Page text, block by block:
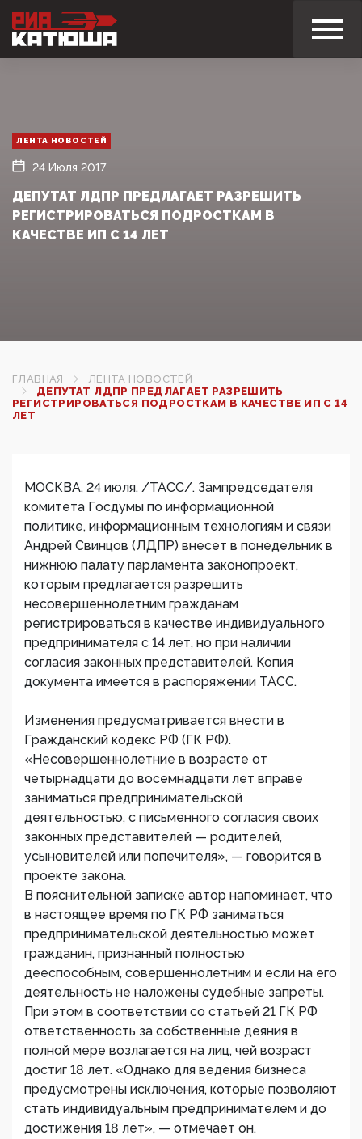
ЛЕНТА НОВОСТЕЙ
24 Июля 2017
ДЕПУТАТ ЛДПР ПРЕДЛАГАЕТ РАЗРЕШИТЬ
РЕГИСТРИРОВАТЬСЯ ПОДРОСТКАМ В
КАЧЕСТВЕ ИП С 14 ЛЕТ
ГЛАВНАЯ
ЛЕНТА НОВОСТЕЙ
ДЕПУТАТ ЛДПР ПРЕДЛАГАЕТ РАЗРЕШИТЬ
РЕГИСТРИРОВАТЬСЯ ПОДРОСТКАМ В КАЧЕСТВЕ ИП С 14
ЛЕТ
МОСКВА, 24 июля. /ТАСС/. Зампредседателя
комитета Госдумы по информационной
политике, информационным технологиям и связи
Андрей Свинцов (ЛДПР) внесет в понедельник в
нижнюю палату парламента законопроект,
которым предлагается разрешить
несовершеннолетним гражданам
регистрироваться в качестве индивидуального
предпринимателя с 14 лет, но при наличии
согласия законных представителей. Копия
документа имеется в распоряжении ТАСС.
Изменения предусматривается внести в
Гражданский кодекс РФ (ГК РФ).
«Несовершеннолетние в возрасте от
четырнадцати до восемнадцати лет вправе
заниматься предпринимательской
деятельностью, с письменного согласия своих
законных представителей — родителей,
усыновителей или попечителя», — говорится в
проекте закона.
В пояснительной записке автор напоминает, что
в настоящее время по ГК РФ заниматься
предпринимательской деятельностью может
гражданин, признанный полностью
дееспособным, совершеннолетним и если на его
деятельность не наложены судебные запреты.
При этом в соответствии со статьей 21 ГК РФ
ответственность за собственные деяния в
полной мере возлагается на лиц, чей возраст
достиг 18 лет. «Однако для ведения бизнеса
предусмотрены исключения, которые позволяют
стать индивидуальным предпринимателем и до
достижения 18 лет», — отмечает он.